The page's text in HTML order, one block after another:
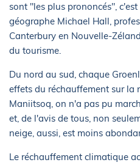
sont "les plus prononcés",
géographe Michael Hall,
Canterbury en Nouvelle-
du tourisme.
Du nord au sud, chaque
effets du réchauffement sur la
Maniitsoq, on n'a pas pu
et, de l'avis de tous, non
neige, aussi, est moins
Le réchauffement climatique